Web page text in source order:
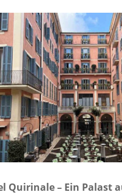
Quirinale – Ein Palast